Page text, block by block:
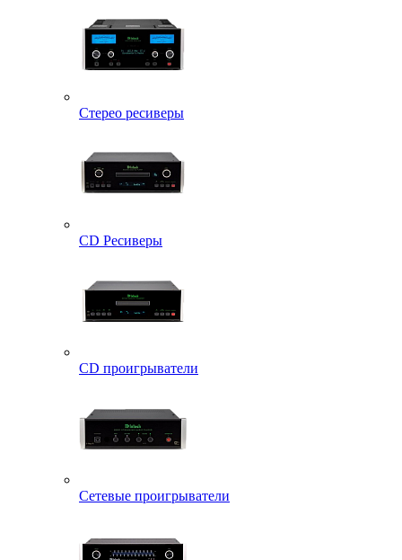
Стерео ресиверы
CD Ресиверы
CD проигрыватели
Сетевые проигрыватели